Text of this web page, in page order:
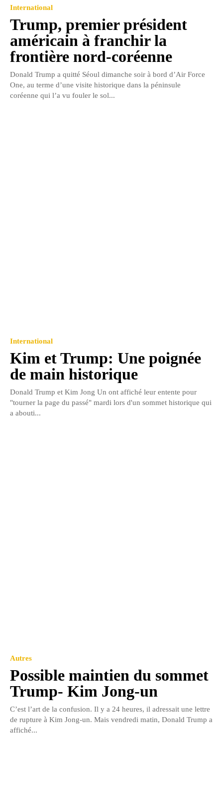
International
Trump, premier président
américain à franchir la
frontière nord-coréenne
Donald Trump a quitté Séoul dimanche soir à bord d’Air Force
One, au terme d’une visite historique dans la péninsule
coréenne qui l’a vu fouler le sol...
International
Kim et Trump: Une poignée
de main historique
Donald Trump et Kim Jong Un ont affiché leur entente pour
"tourner la page du passé" mardi lors d'un sommet historique qui
a abouti...
Autres
Possible maintien du sommet
Trump- Kim Jong-un
C’est l’art de la confusion. Il y a 24 heures, il adressait une lettre
de rupture à Kim Jong-un. Mais vendredi matin, Donald Trump a
affiché...